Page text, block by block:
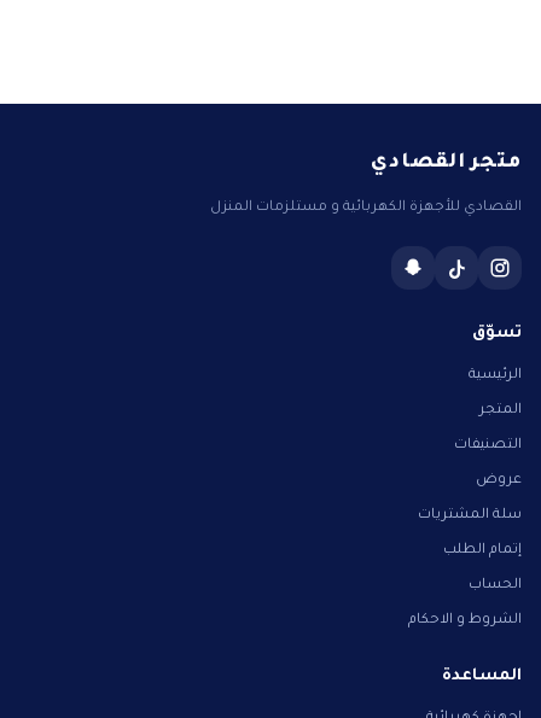
متجر القصادي
القصادي للأجهزة الكهربائية و مستلزمات المنزل
تسوّق
الرئيسية
المتجر
التصنيفات
عروض
سلة المشتريات
إتمام الطلب
الحساب
الشروط و الاحكام
المساعدة